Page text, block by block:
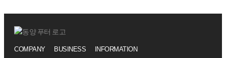
COMPANY BUSINESS
INFORMATION